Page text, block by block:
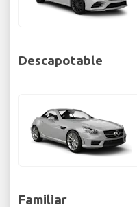
Descapotable
Familiar